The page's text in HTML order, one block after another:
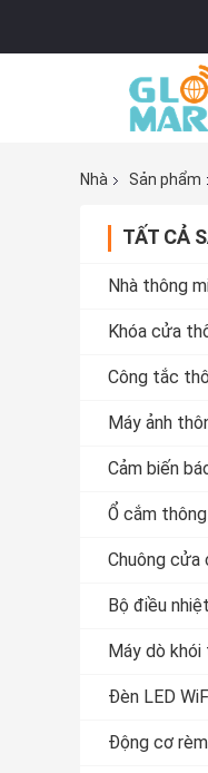
Nhà
Sản phẩm
TẤT CẢ
Nhà thông
Khóa cửa
Công tắc
Máy ảnh
Cảm biến
Ổ cắm
Chuông cửa
Bộ điều
Máy dò
Đèn LED
Động cơ